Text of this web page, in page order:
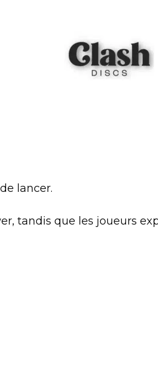
lancer.
tandis que les joueurs